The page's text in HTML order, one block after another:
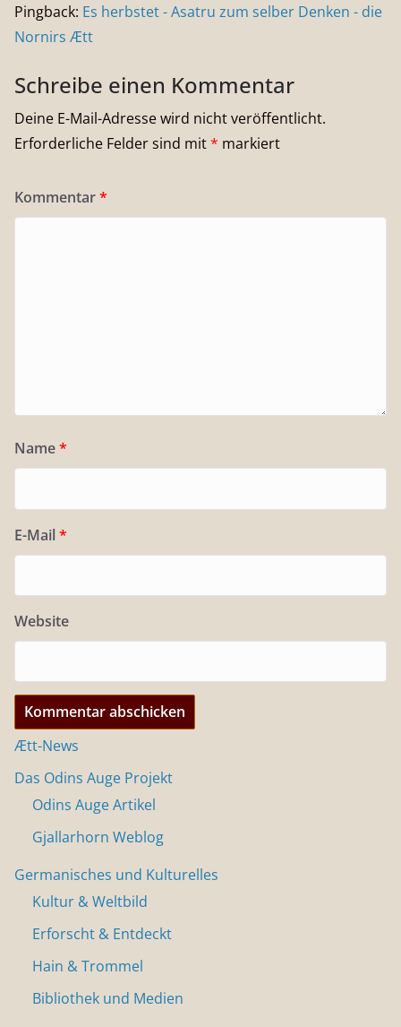
Pingback: Es herbstet - Asatru zum selber Denken - die
Nornirs Ætt
Schreibe einen Kommentar
Deine E-Mail-Adresse wird nicht veröffentlicht.
Erforderliche Felder sind mit* markiert
Kommentar*
Name*
E-Mail *
Website
Ætt-News
Das Odins Auge Projekt
Odins Auge Artikel
Gjallarhorn Weblog
Germanisches und Kulturelles
Kultur & Weltbild
Erforscht & Entdeckt
Hain & Trommel
Bibliothek und Medien